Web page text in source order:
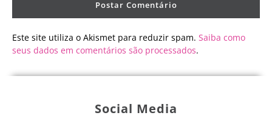
Este site utiliza o Akismet para reduzir spam. Saiba como
seus dados em comentários são processados.
Social Media